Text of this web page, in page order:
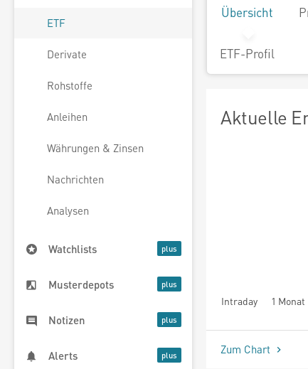
ETF
Derivate
Rohstoffe
Anleihen
Währungen & Zinsen
Nachrichten
Analysen
Watchlists
Musterdepots
Notizen
Alerts
Übersicht
ETF-Profil
Aktuelle
Intraday 1 Monat
seit Beginn
Zum Chart